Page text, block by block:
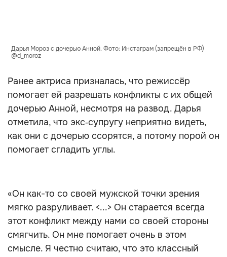
Дарья Мороз с дочерью Анной. Фото: Инстаграм (запрещён в РФ)
@d_moroz
Ранее актриса призналась, что режиссёр
помогает ей разрешать конфликты с их общей
дочерью Анной, несмотря на развод. Дарья
отметила, что экс‑супругу неприятно видеть,
как они с дочерью ссорятся, а потому порой он
помогает сгладить углы.
«Он как-то со своей мужской точки зрения
мягко разруливает. <...> Он старается всегда
этот конфликт между нами со своей стороны
смягчить. Он мне помогает очень в этом
смысле. Я честно считаю, что это классный